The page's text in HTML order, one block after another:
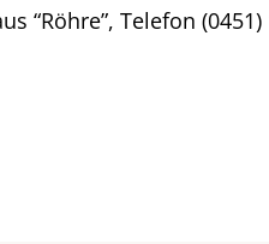
“Röhre”, Telefon